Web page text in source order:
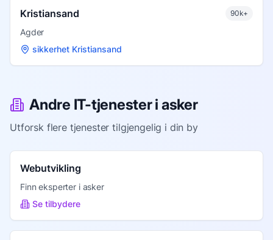
Kristiansand 90k+
Agder
sikkerhet Kristiansand
Andre IT-tjenester i asker
Utforsk flere tjenester tilgjengelig i din by
Webutvikling
Finn eksperter i asker
Se tilbydere